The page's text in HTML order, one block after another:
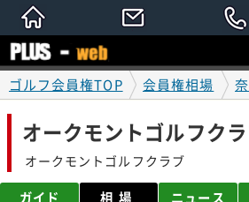
ゴルフ会員権TOP 会員権相場
オークモントゴルフク
オークモントゴルフクラブ
ガイド 相場 ニュース